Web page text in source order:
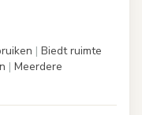
| Biedt ruimte
| Meerdere